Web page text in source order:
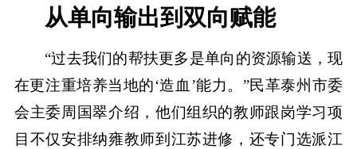
从单向输出到双向赋能
“过去我们的帮扶更多是单向的资源输送，现
在更注重培养当地的‘造血’能力。”民革泰州市委
会主委周国翠介绍，他们组织的教师跟岗学习项
目不仅安排纳雍教师到江苏进修，还专门选派江